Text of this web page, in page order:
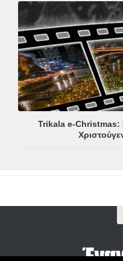
Trikala e-Christmas: